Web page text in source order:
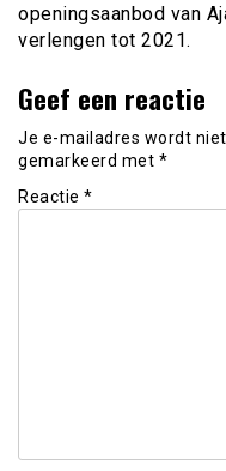
openingsaanbod van
verlengen tot 2021.
Geef een reactie
Je e-mailadres wordt niet
gemarkeerd met *
Reactie *